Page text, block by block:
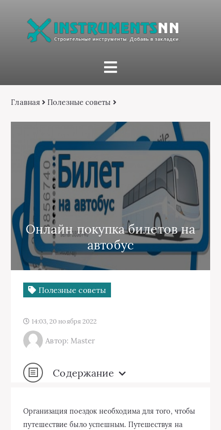
Главная Полезные советы
Онлайн покупка билетов на
автобус
Полезные советы
14:03, 20 ноября 2022
Автор: Master
Содержание
Организация поездок необходима для того, чтобы
путешествие было успешным. Путешествуя на